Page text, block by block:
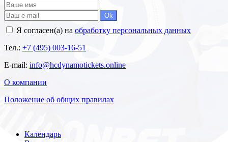
Ok
Я согласен(а) на обработку персональных данных
Тел.: +7 (495) 003-16-51
E-mail: info@hcdynamotickets.online
О компании
Положение об общих правилах
Календарь